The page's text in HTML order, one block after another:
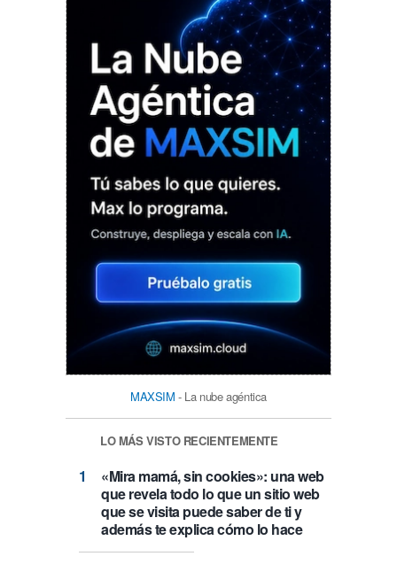
MAXSIM - La nube agéntica
LO MÁS VISTO RECIENTEMENTE
«Mira mamá, sin cookies»: una web
que revela todo lo que un sitio web
que se visita puede saber de ti y
además te explica cómo lo hace